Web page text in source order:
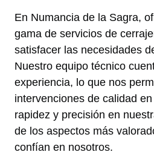
En Numancia de la Sagra,
gama de servicios de
satisfacer las necesidades
Nuestro equipo técnico
experiencia, lo que nos
intervenciones de calidad
rapidez y precisión en
de los aspectos más
confían en nosotros.